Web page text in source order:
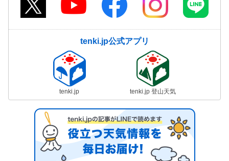
tenki.jp公式アプリ
tenki.jp tenki.jp 登山天気